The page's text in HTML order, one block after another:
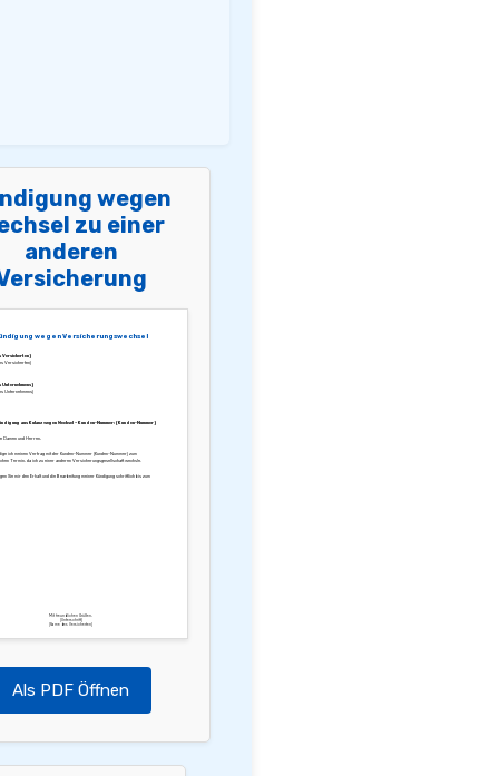
wegen
zu einer
anderen
wegen Versicherungswechsel
Versicherten]
Versicherten]
Unternehmens]
Unternehmens]
aus Kulanz wegen Wechsel – Kunden-Nummer: [Kunden-Nummer]
Damen und Herren,
ich meinen Vertrag mit der Kunden-Nummer [Kunden-Nummer] zum
Termin, da ich zu einer anderen Versicherungsgesellschaft wechsle.
Sie mir den Erhalt und die Bearbeitung meiner Kündigung schriftlich bis zum
Mit freundlichen Grüßen,
[Unterschrift]
[Name des Versicherten]
Als PDF Öffnen